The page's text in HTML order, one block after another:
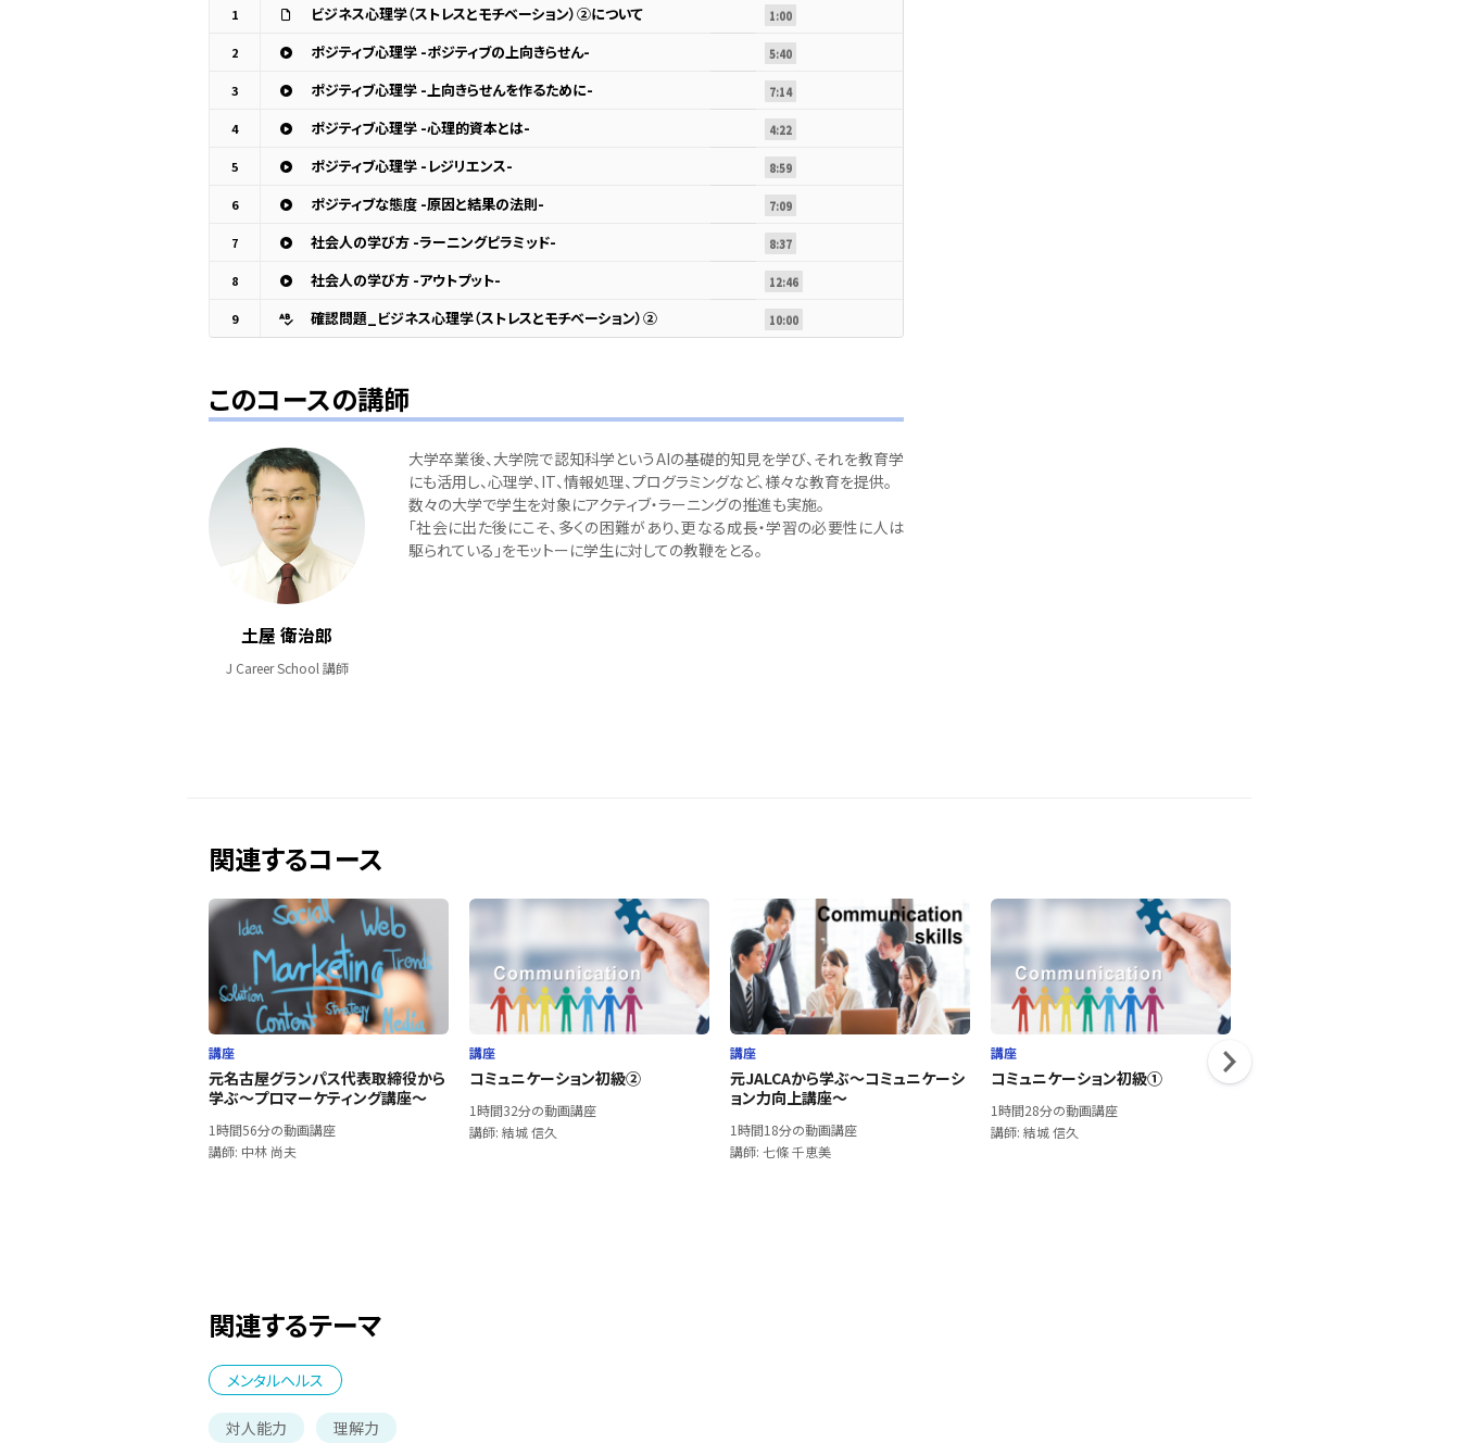
1 ビジネス心理学（ストレスとモチベーション）②について 1:00
2 ポジティブ心理学 -ポジティブの上向きらせん- 5:40
3 ポジティブ心理学 -上向きらせんを作るために- 7:14
4 ポジティブ心理学 -心理的資本とは- 4:22
5 ポジティブ心理学 -レジリエンス- 8:59
6 ポジティブな態度 -原因と結果の法則- 7:09
7 社会人の学び方 -ラーニングピラミッド- 8:37
8 社会人の学び方 -アウトプット- 12:46
9 確認問題_ビジネス心理学（ストレスとモチベーション）② 10:00
このコースの講師
土屋 衛治郎
J Career School 講師
大学卒業後、大学院で認知科学というAIの基礎的知見を学び、それを教育学
にも活用し、心理学、IT、情報処理、プログラミングなど、様々な教育を提供。
数々の大学で学生を対象にアクティブ・ラーニングの推進も実施。
「社会に出た後にこそ、多くの困難があり、更なる成長・学習の必要性に人は
駆られている」をモットーに学生に対しての教鞭をとる。
関連するコース
講座
元名古屋グランパス代表取締役から
学ぶ～プロマーケティング講座～
1時間56分の動画講座
講師: 中林 尚夫
講座
コミュニケーション初級②
1時間32分の動画講座
講師: 結城 信久
講座
元JALCAから学ぶ～コミュニケーシ
ョン力向上講座～
1時間18分の動画講座
講師: 七條 千恵美
講座
コミュニケーション初級①
1時間28分の動画講座
講師: 結城 信久
関連するテーマ
メンタルヘルス
対人能力 理解力